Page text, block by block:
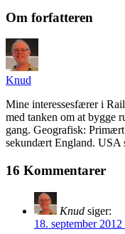
Om forfatteren
Knud
Mine interessesfærer i
med tanken om at bygge
gang. Geografisk:
sekundært England. USA
16 Kommentarer
Knud siger:
18. september